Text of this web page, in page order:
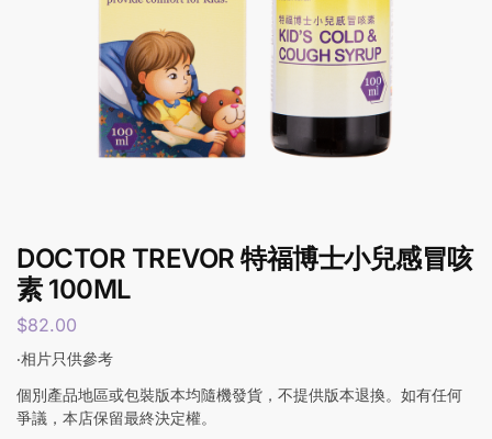
DOCTOR TREVOR 特福博士小兒感冒咳
素 100ML
$82.00
‧相片只供參考
個別產品地區或包裝版本均隨機發貨，不提供版本退換。如有任何
爭議，本店保留最終決定權。